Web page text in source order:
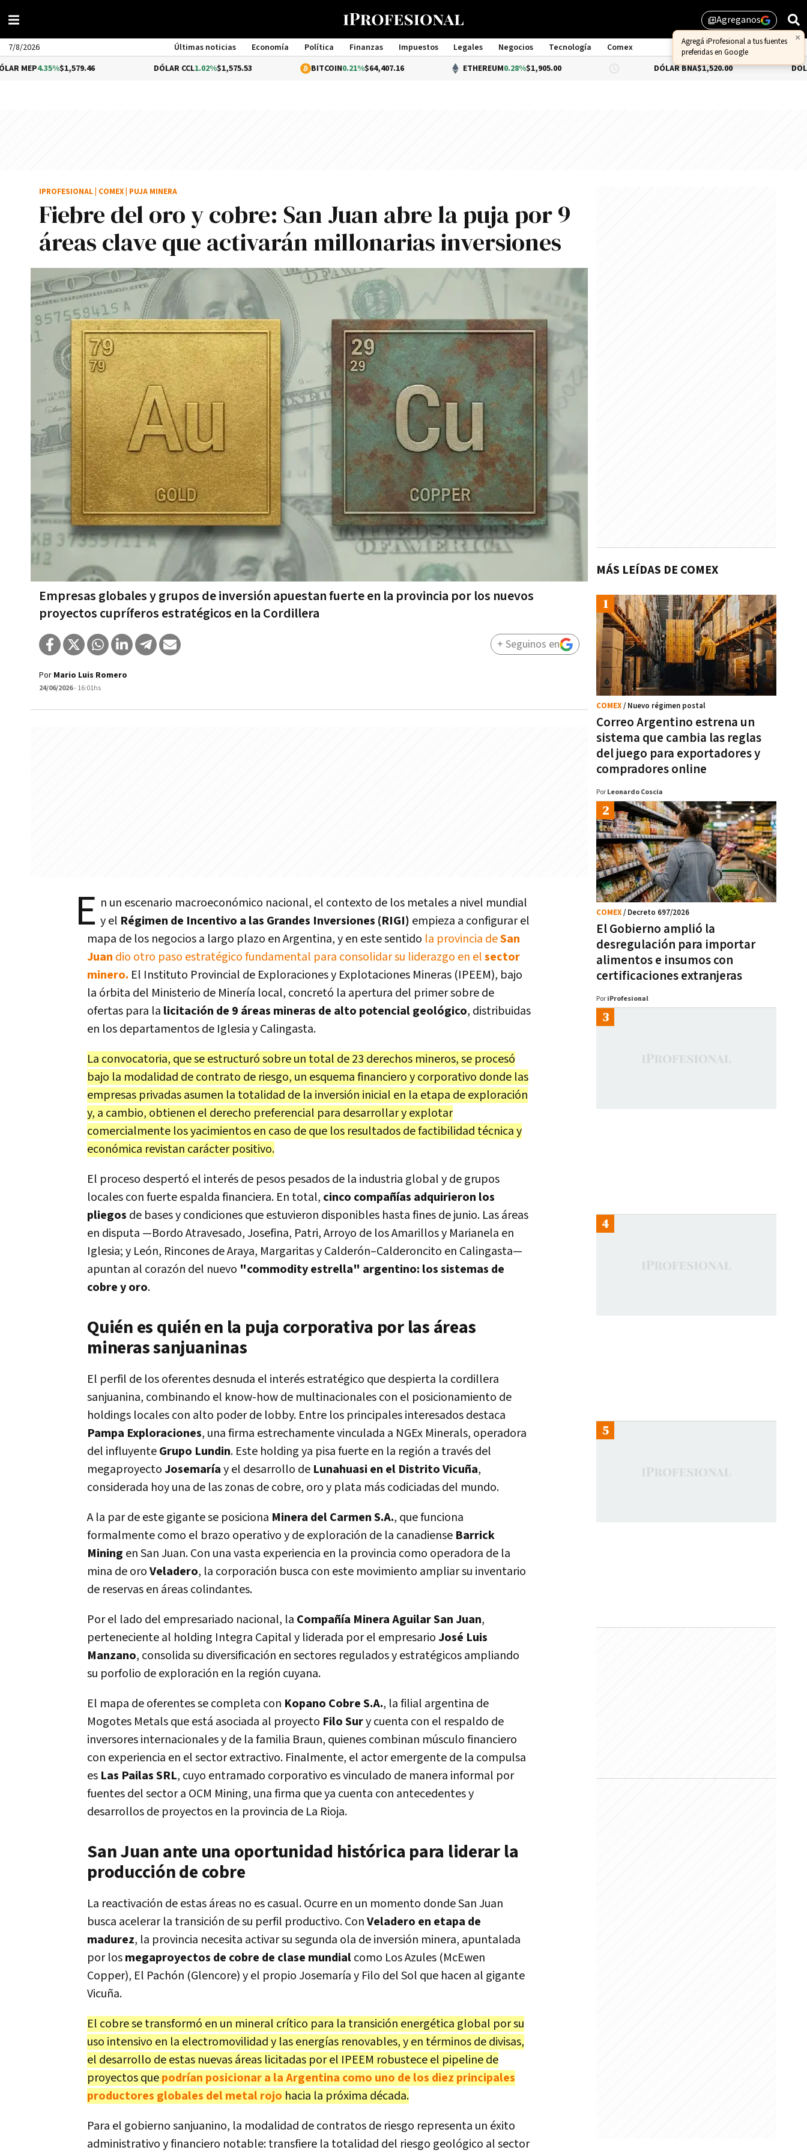
library_addAgreganos
×
Agregá iProfesional a tus fuentes
preferidas en Google
7/8/2026 Últimas noticias Economía Política Finanzas Impuestos Legales Negocios Tecnología
Comex
Management
$1,579.46 1.02%$1,575.53 BITCOIN0.21%$64,407.16 ETHEREUM 0.28%$1,905.00 DÓLAR BNA$1,520.00 DÓLAR BLUE-
Fiebre del oro y cobre: San Juan abre la puja por 9
áreas clave que activarán millonarias inversiones
Empresas globales y grupos de inversión apuestan fuerte en la provincia por los nuevos
proyectos cupríferos estratégicos en la Cordillera
IPROFESIONAL COMEX PUJA MINERA
Por Mario Luis Romero
24/06/2026- 16:01hs
+ Seguinos en
E n un escenario macroeconómico nacional, el contexto de los metales a nivel mundial
y el Régimen de Incentivo a las Grandes Inversiones (RIGI) empieza a configurar el
mapa de los negocios a largo plazo en Argentina, y en este sentido la provincia deSan
Juan dio otro paso estratégico fundamental para consolidar su liderazgo en elsector
minero. El Instituto Provincial de Exploraciones y Explotaciones Mineras (IPEEM), bajo
la órbita del Ministerio de Minería local, concretó la apertura del primer sobre de
ofertas para la licitación de 9 áreas mineras de alto potencial geológico, distribuidas
en los departamentos de Iglesia y Calingasta.
La convocatoria, que se estructuró sobre un total de 23 derechos mineros, se procesó
bajo la modalidad de contrato de riesgo, un esquema financiero y corporativo donde las
empresas privadas asumen la totalidad de la inversión inicial en la etapa de exploración
y, a cambio, obtienen el derecho preferencial para desarrollar y explotar
comercialmente los yacimientos en caso de que los resultados de factibilidad técnica y
económica revistan carácter positivo.
El proceso despertó el interés de pesos pesados de la industria global y de grupos
locales con fuerte espalda financiera. En total, cinco compañías adquirieron los
pliegos de bases y condiciones que estuvieron disponibles hasta fines de junio. Las áreas
en disputa —Bordo Atravesado, Josefina, Patri, Arroyo de los Amarillos y Marianela en
Iglesia; y León, Rincones de Araya, Margaritas y Calderón–Calderoncito en Calingasta—
apuntan al corazón del nuevo "commodity estrella" argentino: los sistemas de
cobre y oro.
Quién es quién en la puja corporativa por las áreas
mineras sanjuaninas
El perfil de los oferentes desnuda el interés estratégico que despierta la cordillera
sanjuanina, combinando el know-how de multinacionales con el posicionamiento de
holdings locales con alto poder de lobby. Entre los principales interesados destaca
Pampa Exploraciones, una firma estrechamente vinculada a NGEx Minerals, operadora
del influyenteGrupo Lundin. Este holding ya pisa fuerte en la región a través del
megaproyectoJosemaríay el desarrollo de Lunahuasi en el Distrito Vicuña,
considerada hoy una de las zonas de cobre, oro y plata más codiciadas del mundo.
A la par de este gigante se posiciona Minera del Carmen S.A., que funciona
formalmente como el brazo operativo y de exploración de la canadiense Barrick
Mining en San Juan. Con una vasta experiencia en la provincia como operadora de la
mina de oroVeladero, la corporación busca con este movimiento ampliar su inventario
de reservas en áreas colindantes.
Por el lado del empresariado nacional, la Compañía Minera Aguilar San Juan,
perteneciente al holding Integra Capital y liderada por el empresarioJosé Luis
Manzano, consolida su diversificación en sectores regulados y estratégicos ampliando
su porfolio de exploración en la región cuyana.
El mapa de oferentes se completa con Kopano Cobre S.A., la filial argentina de
Mogotes Metals que está asociada al proyecto Filo Sury cuenta con el respaldo de
inversores internacionales y de la familia Braun, quienes combinan músculo financiero
con experiencia en el sector extractivo. Finalmente, el actor emergente de la compulsa
es Las Pailas SRL, cuyo entramado corporativo es vinculado de manera informal por
fuentes del sector a OCM Mining, una firma que ya cuenta con antecedentes y
desarrollos de proyectos en la provincia de La Rioja.
San Juan ante una oportunidad histórica para liderar la
producción de cobre
La reactivación de estas áreas no es casual. Ocurre en un momento donde San Juan
busca acelerar la transición de su perfil productivo. ConVeladero en etapa de
madurez, la provincia necesita activar su segunda ola de inversión minera, apuntalada
por losmegaproyectos de cobre de clase mundialcomo Los Azules (McEwen
Copper), El Pachón (Glencore) y el propio Josemaría y Filo del Sol que hacen al gigante
Vicuña.
El cobre se transformó en un mineral crítico para la transición energética global por su
uso intensivo en la electromovilidad y las energías renovables, y en términos de divisas,
el desarrollo de estas nuevas áreas licitadas por el IPEEM robustece el pipeline de
proyectos quepodrían posicionar a la Argentina como uno de los diez principales
productores globales del metal rojo hacia la próxima década.
Para el gobierno sanjuanino, la modalidad de contratos de riesgo representa un éxito
administrativo y financiero notable: transfiere la totalidad del riesgo geológico al sector
MÁS LEÍDAS DE COMEX
Correo Argentino estrena un
sistema que cambia las reglas
del juego para exportadores y
compradores online
COMEX/ Nuevo régimen postal
Por Leonardo Coscia
El Gobierno amplió la
desregulación para importar
alimentos e insumos con
certificaciones extranjeras
COMEX/ Decreto 697/2026
Por iProfesional